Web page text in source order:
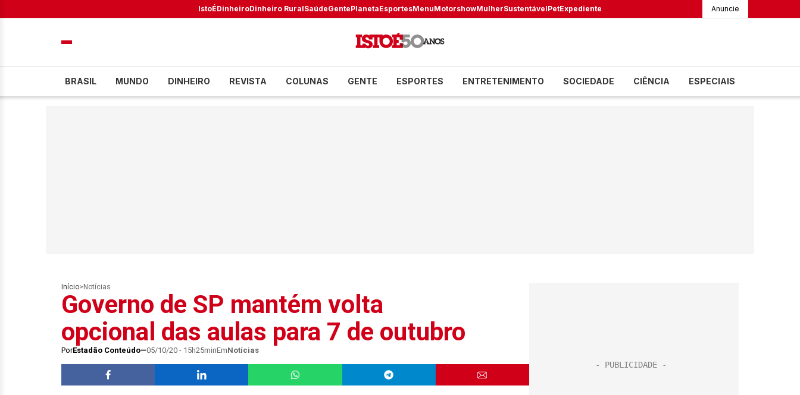
IstoÉDinheiroDinheiro RuralSaúdeGentePlanetaEsportesMenuMotorshowMulherSustentávelPetExpediente Anuncie
BRASIL MUNDO DINHEIRO REVISTA COLUNAS GENTE ESPORTES ENTRETENIMENTO SOCIEDADE CIÊNCIA ESPECIAIS
Início> Notícias
Governo de SP mantém volta
opcional das aulas para 7 de outubro
PorEstadão Conteúdo 05/10/20 - 15h25minEmNotícias